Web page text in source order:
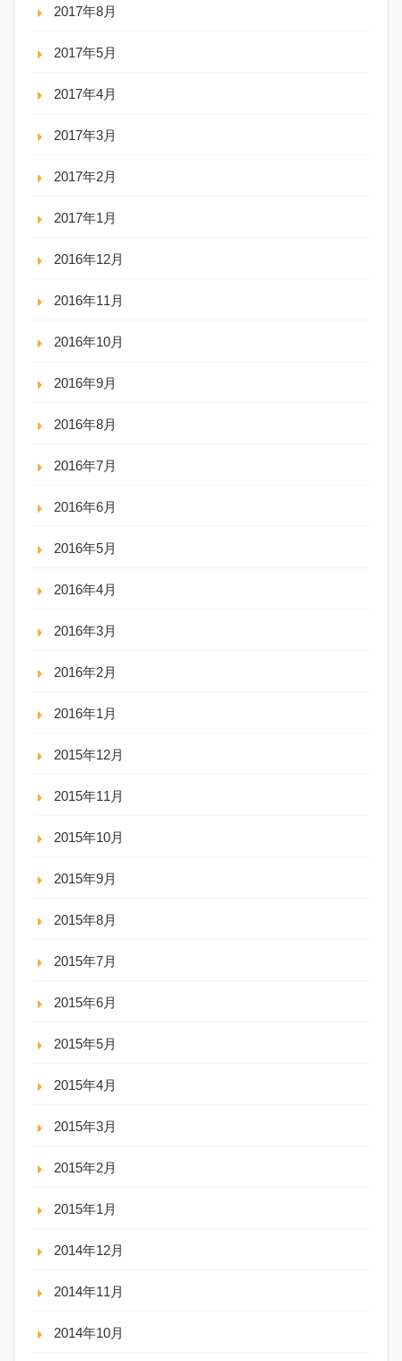
2017年8月
2017年5月
2017年4月
2017年3月
2017年2月
2017年1月
2016年12月
2016年11月
2016年10月
2016年9月
2016年8月
2016年7月
2016年6月
2016年5月
2016年4月
2016年3月
2016年2月
2016年1月
2015年12月
2015年11月
2015年10月
2015年9月
2015年8月
2015年7月
2015年6月
2015年5月
2015年4月
2015年3月
2015年2月
2015年1月
2014年12月
2014年11月
2014年10月